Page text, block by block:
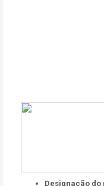
Designação do